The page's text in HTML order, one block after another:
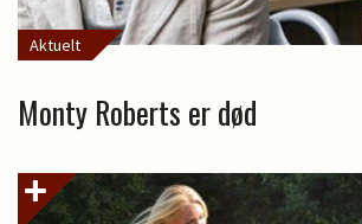
Aktuelt
Monty Roberts er død